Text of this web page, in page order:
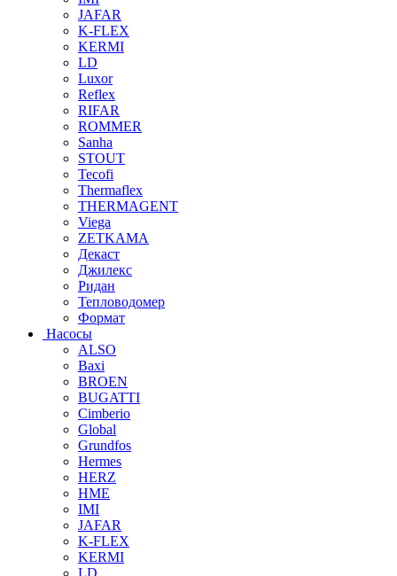
JAFAR
K-FLEX
KERMI
LD
Luxor
Reflex
RIFAR
ROMMER
Sanha
STOUT
Tecofi
Thermaflex
THERMAGENT
Viega
ZETKAMA
Декаст
Джилекс
Ридан
Тепловодомер
Формат
Насосы
ALSO
Baxi
BROEN
BUGATTI
Cimberio
Global
Grundfos
Hermes
HERZ
HME
IMI
JAFAR
K-FLEX
KERMI
LD